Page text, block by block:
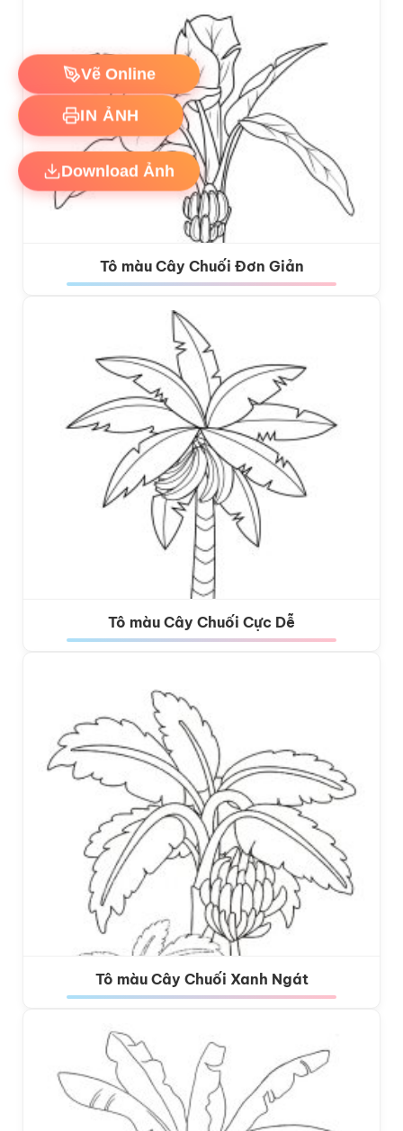
Tô màu Cây Chuối Đơn Giản
Tô màu Cây Chuối Cực Dễ
Tô màu Cây Chuối Xanh Ngát
Vẽ Online
IN ẢNH
Download Ảnh